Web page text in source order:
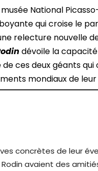
National
qui croise le
relecture nouvelle
dévoile la
ces deux géants qui
mondiaux de leur
concrètes de leur
avaient des